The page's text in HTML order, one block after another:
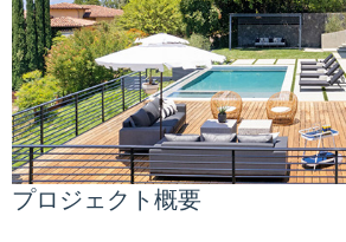
プロジェクト概要